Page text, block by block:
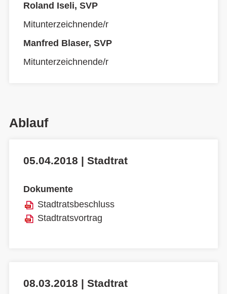
Roland Iseli, SVP
Mitunterzeichnende/r
Manfred Blaser, SVP
Mitunterzeichnende/r
Ablauf
05.04.2018 | Stadtrat
Dokumente
Stadtratsbeschluss
Stadtratsvortrag
08.03.2018 | Stadtrat